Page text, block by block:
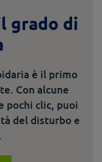
grado di
è il primo
Con alcune
pochi clic, puoi
del disturbo e